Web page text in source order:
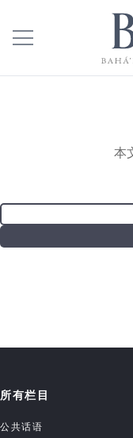
本
所有栏目
公共话语